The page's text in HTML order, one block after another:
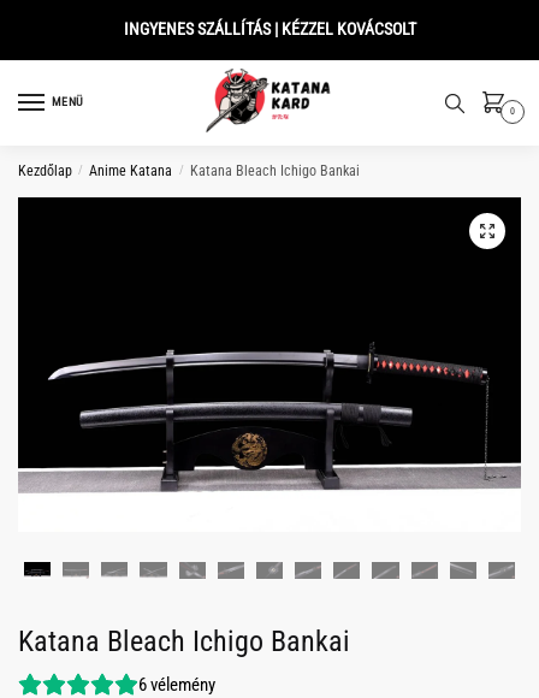
INGYENES SZÁLLÍTÁS | KÉZZEL KOVÁCSOLT
MENÜ
0
Kezdőlap / Anime Katana / Katana Bleach Ichigo Bankai
Katana Bleach Ichigo Bankai
6vélemény